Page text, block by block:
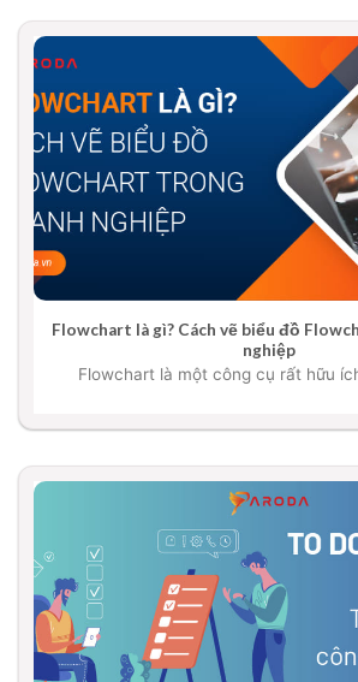
Flowchart là gì? Cách vẽ biểu đồ
nghiệp
Flowchart là một công cụ rất hữu